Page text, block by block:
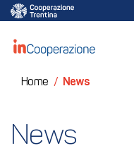
Home / News
News